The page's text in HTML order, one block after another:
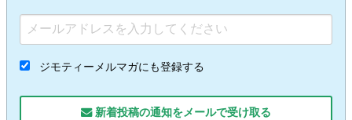
ジモティーメルマガにも登録する
新着投稿の通知をメールで受け取る